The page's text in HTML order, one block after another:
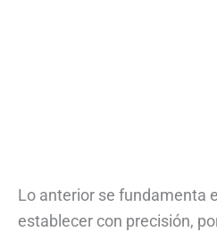
Lo anterior se fundamenta
establecer con precisión,